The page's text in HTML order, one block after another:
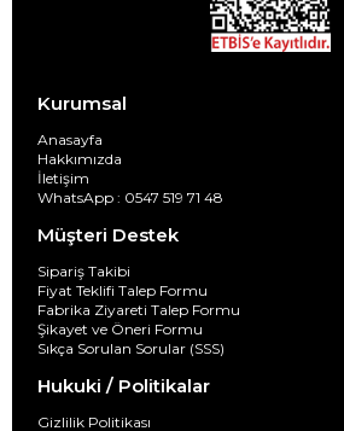
Kurumsal
Anasayfa
Hakkımızda
İletişim
WhatsApp : 0547 519 71 48
Müşteri Destek
Sipariş Takibi
Fiyat Teklifi Talep Formu
Fabrika Ziyareti Talep Formu
Şikayet ve Öneri Formu
Sıkça Sorulan Sorular (SSS)
Hukuki / Politikalar
Gizlilik Politikası